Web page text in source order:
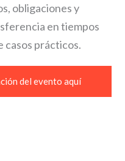
obligaciones y
en tiempos
casos prácticos.
del evento aquí